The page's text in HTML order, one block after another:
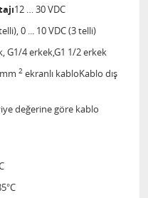
12 … 30 VDC
0 ... 10 VDC (3 telli)
G1/4 erkek,G1 1/2 erkek
2 ekranlı kabloKablo dış
değerine göre kablo